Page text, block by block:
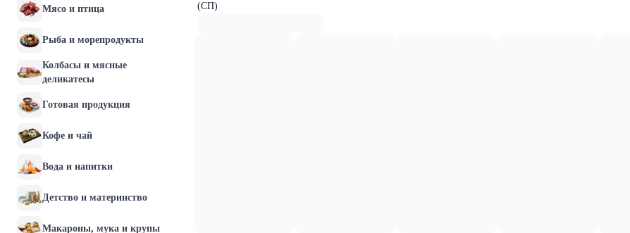
Мясо и птица
Рыба и морепродукты
Колбасы и мясные
деликатесы
Готовая продукция
Кофе и чай
Вода и напитки
Детство и материнство
Макароны, мука и крупы
(СП)